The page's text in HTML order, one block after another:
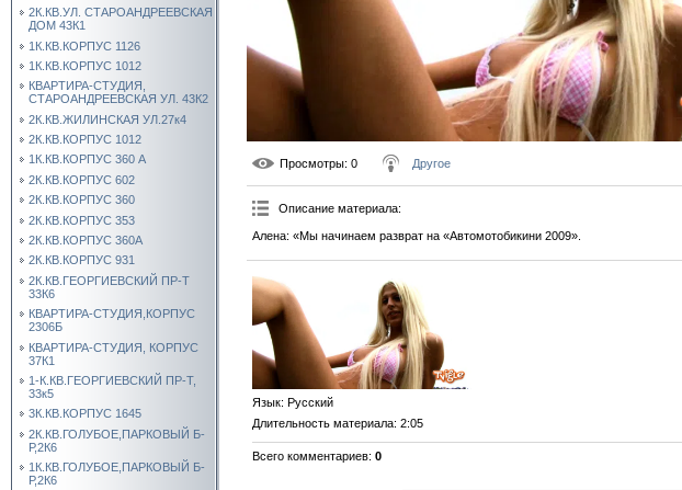
2К.КВ.УЛ. СТАРОАНДРЕЕВСКАЯ
ДОМ 43К1
1К.КВ.КОРПУС 1126
1К.КВ.КОРПУС 1012
КВАРТИРА-СТУДИЯ,
СТАРОАНДРЕЕВСКАЯ УЛ. 43К2
2К.КВ.ЖИЛИНСКАЯ УЛ.27к4
2К.КВ.КОРПУС 1012
1К.КВ.КОРПУС 360 А
2К.КВ.КОРПУС 602
2К.КВ.КОРПУС 360
2К.КВ.КОРПУС 353
2К.КВ.КОРПУС 360А
2К.КВ.КОРПУС 931
2К.КВ.ГЕОРГИЕВСКИЙ ПР-Т
33К6
КВАРТИРА-СТУДИЯ,КОРПУС
2306Б
КВАРТИРА-СТУДИЯ, КОРПУС
37К1
1-К.КВ.ГЕОРГИЕВСКИЙ ПР-Т,
33к5
3К.КВ.КОРПУС 1645
2К.КВ.ГОЛУБОЕ,ПАРКОВЫЙ Б-
Р,2К6
1К.КВ.ГОЛУБОЕ,ПАРКОВЫЙ Б-
Р,2К6
Просмотры: 0 Другое
Описание материала:
Алена: «Мы начинаем разврат на «Автомотобикини 2009».
Язык: Русский
Длительность материала: 2:05
Всего комментариев: 0